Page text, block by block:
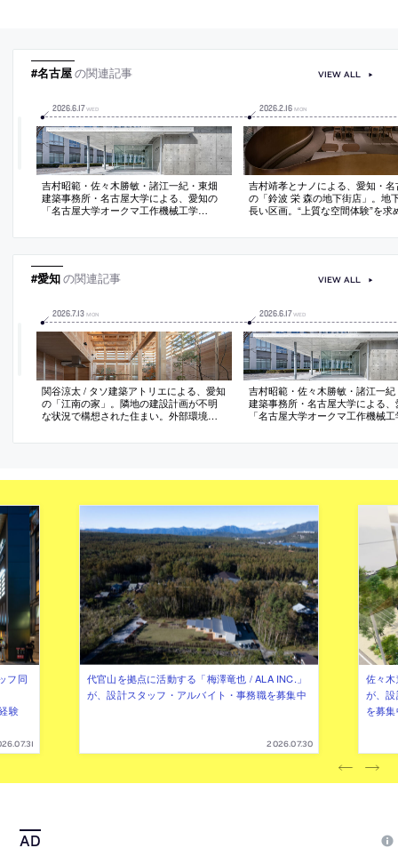
#名古屋の関連記事
2026.6.17 WED
吉村昭範・佐々木勝敏・諸江一紀・東畑
建築事務所・名古屋大学による、愛知の
「名古屋大学オークマ工作機械工学
位置する場所での計画。全体の“広場”であ
フガーデン”を備えた隣接校舎への通り抜
けも可能な建築を考案
2026.2.16 MON
吉村靖孝とナノによる、愛知・名
の「鈴波 栄 森の地下街店」。地
長い区画。“上質な空間体験”を求
で“奥行きと陰影”を創出。上がり
い仕上げ”の水平面もつくり出す
VIEW ALL
#愛知の関連記事
2026.7.13 MON
関谷涼太 / タソ建築アトリエによる、愛知
の「江南の家」。隣地の建設計画が不明
な状況で構想された住まい。外部環境に
分を吹抜とし上部開口から光を取込んで
2026.6.17 WED
吉村昭範・佐々木勝敏・諸江一紀
建築事務所・名古屋大学による、
「名古屋大学オークマ工作機械工
位置する場所での計画。全体の“
けも可能な建築を考案
VIEW ALL
フ同
験
代官山を拠点に活動する「梅澤竜也 / ALA INC.」
が、設計スタッフ・アルバイト・事務職を募集中
2026.07.30
佐々
が、
を募